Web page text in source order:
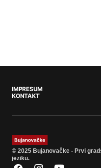
IMPRESUM
KONTAKT
© 2025 Bujanovačke - Prvi
jeziku.